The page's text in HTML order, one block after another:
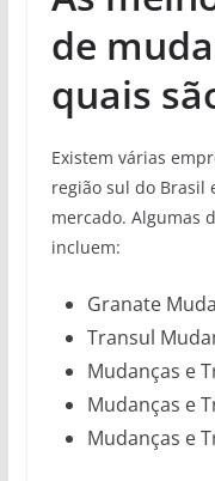
de
quais
Existem várias
região sul do Brasil
mercado. Algumas
incluem:
Granate
Transul
Mudanças e
Mudanças e
Mudanças e